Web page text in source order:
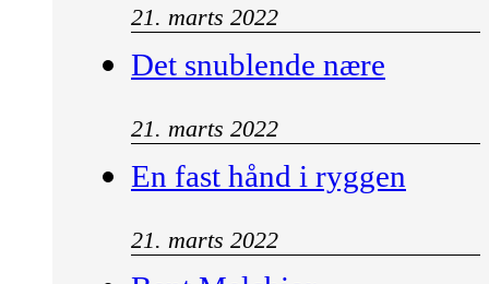
21. marts 2022
Det snublende nære
21. marts 2022
En fast hånd i ryggen
21. marts 2022